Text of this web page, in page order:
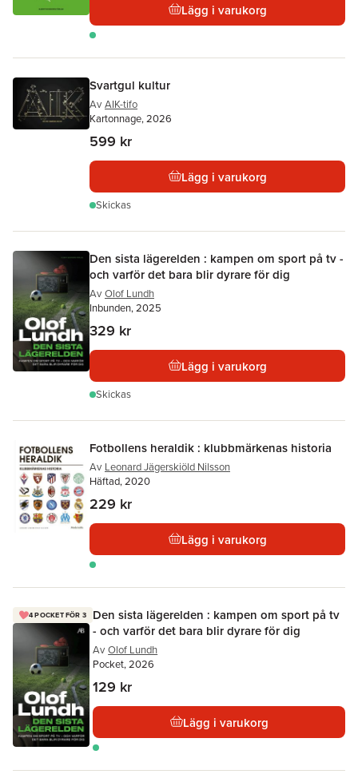
Lägg i varukorg
Svartgul kultur
Av AIK-tifo
Kartonnage, 2026
599 kr
Lägg i varukorg
Skickas
Den sista lägerelden : kampen om sport på tv -
och varför det bara blir dyrare för dig
Av Olof Lundh
Inbunden, 2025
329 kr
Lägg i varukorg
Skickas
Fotbollens heraldik : klubbmärkenas historia
Av Leonard Jägerskiöld Nilsson
Häftad, 2020
229 kr
Lägg i varukorg
4 POCKET FÖR 3
Den sista lägerelden : kampen om sport på tv
- och varför det bara blir dyrare för dig
Av Olof Lundh
Pocket, 2026
129 kr
Lägg i varukorg